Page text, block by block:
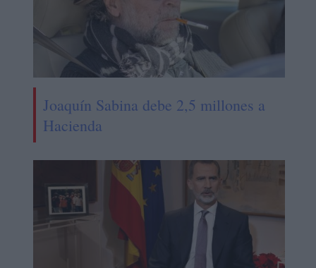
Joaquín Sabina debe 2,5 millones a
Hacienda